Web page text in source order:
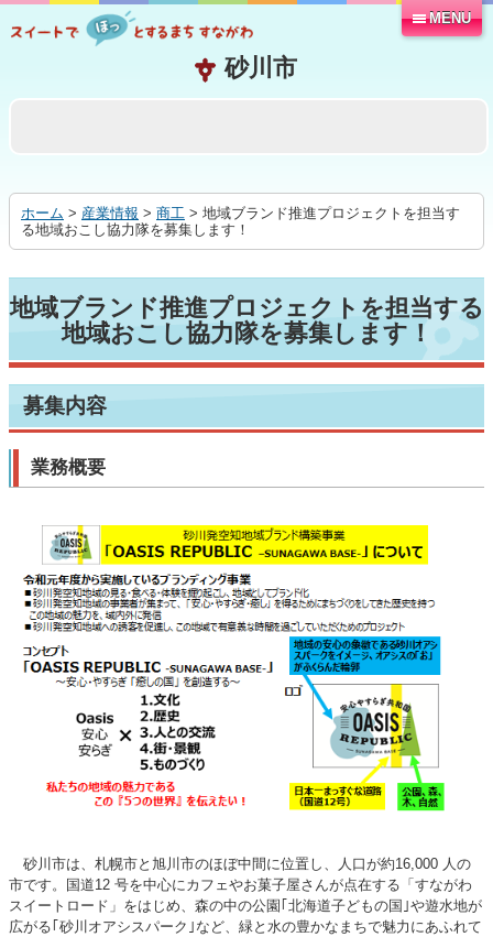
る
MENU
ホーム > 産業情報 > 商工 > 地域ブランド推進プロジェクトを担当す
る地域おこし協力隊を募集します！
地域ブランド推進プロジェクトを担当する
地域おこし協力隊を募集します！
募集内容
業務概要
砂川市は、札幌市と旭川市のほぼ中間に位置し、人口が約16,000 人の
市です。国道12 号を中心にカフェやお菓子屋さんが点在する「すながわ
スイートロード」をはじめ、森の中の公園｢北海道子どもの国｣や遊水地が
広がる｢砂川オアシスパーク｣など、緑と水の豊かなまちで魅力にあふれて